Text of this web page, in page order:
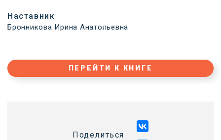
Наставник
Бронникова Ирина Анатольевна
ПЕРЕЙТИ К КНИГЕ
Поделиться